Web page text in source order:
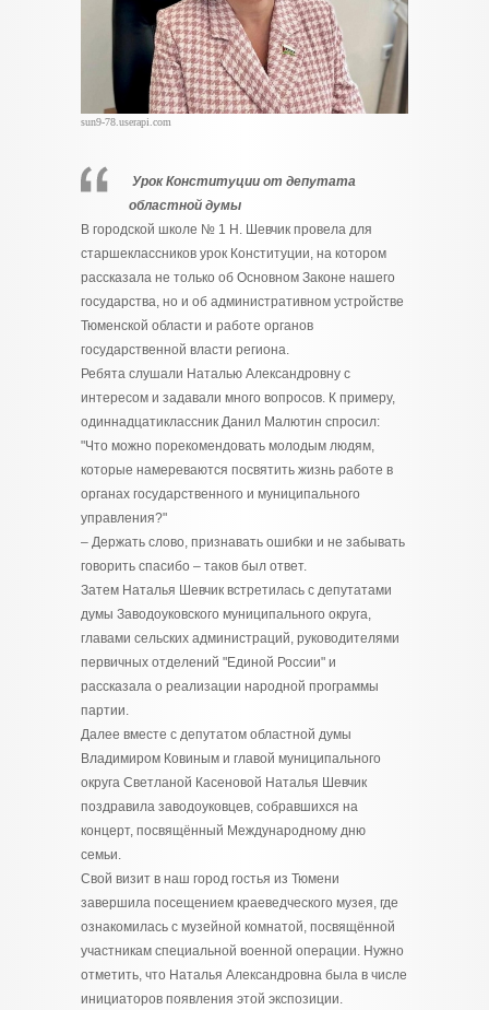
sun9-78.userapi.com
Урок Конституции от депутата
областной думы
В городской школе № 1 Н. Шевчик провела для
старшеклассников урок Конституции, на котором
рассказала не только об Основном Законе нашего
государства, но и об административном устройстве
Тюменской области и работе органов
государственной власти региона.
Ребята слушали Наталью Александровну с
интересом и задавали много вопросов. К примеру,
одиннадцатиклассник Данил Малютин спросил:
"Что можно порекомендовать молодым людям,
которые намереваются посвятить жизнь работе в
органах государственного и муниципального
управления?"
– Держать слово, признавать ошибки и не забывать
говорить спасибо – таков был ответ.
Затем Наталья Шевчик встретилась с депутатами
думы Заводоуковского муниципального округа,
главами сельских администраций, руководителями
первичных отделений "Единой России" и
рассказала о реализации народной программы
партии.
Далее вместе с депутатом областной думы
Владимиром Ковиным и главой муниципального
округа Светланой Касеновой Наталья Шевчик
поздравила заводоуковцев, собравшихся на
концерт, посвящённый Международному дню
семьи.
Свой визит в наш город гостья из Тюмени
завершила посещением краеведческого музея, где
ознакомилась с музейной комнатой, посвящённой
участникам специальной военной операции. Нужно
отметить, что Наталья Александровна была в числе
инициаторов появления этой экспозиции.